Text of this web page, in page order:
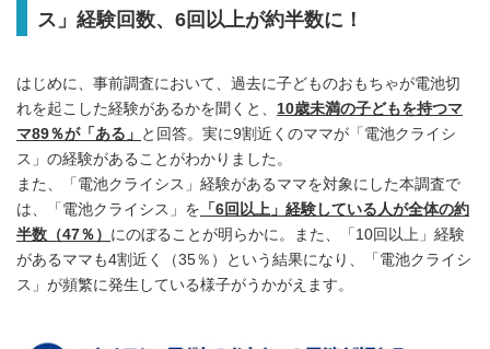
ス」経験回数、6回以上が約半数に！
はじめに、事前調査において、過去に子どものおもちゃが電池切
れを起こした経験があるかを聞くと、 10歳未満の子どもを持つマ
マ89％が「ある」 と回答。実に9割近くのママが「電池クライシ
ス」の経験があることがわかりました。
また、「電池クライシス」経験があるママを対象にした本調査で
は、「電池クライシス」を 「6回以上」経験している人が全体の約
半数（47％） にのぼることが明らかに。また、「10回以上」経験
があるママも4割近く（35％）という結果になり、「電池クライシ
ス」が頻繁に発生している様子がうかがえます。